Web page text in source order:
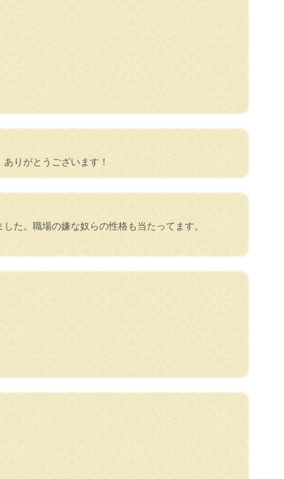
りがとうございます！
た。職場の嫌な奴らの性格も当たってます。